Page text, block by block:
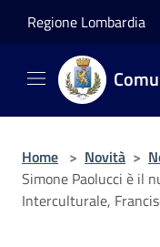
Regione Lombardia
Home > Novità >
Simone Paolucci è il
Interculturale,